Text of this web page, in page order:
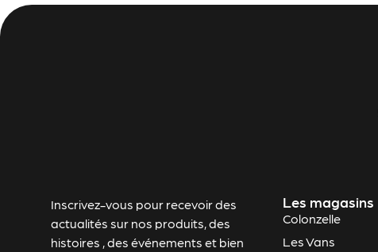
Inscrivez-vous pour recevoir des
actualités sur nos produits, des
histoires , des événements et bien
Les magasins
Colonzelle
Les Vans